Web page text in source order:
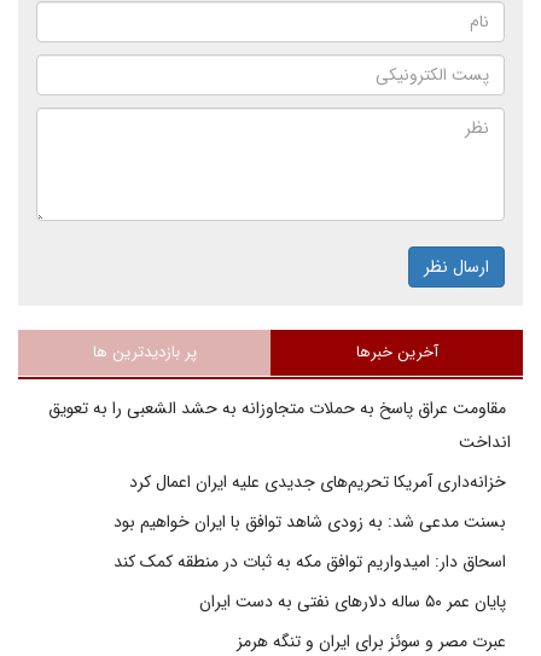
ارسال نظر
آخرین خبرها پر بازدیدترین ها
مقاومت عراق پاسخ به حملات متجاوزانه به حشد الشعبی را به تعویق
انداخت
خزانه‌داری آمریکا تحریم‌های جدیدی علیه ایران اعمال کرد
بسنت مدعی شد: به زودی شاهد توافق با ایران خواهیم بود
اسحاق دار: امیدواریم توافق مکه به ثبات در منطقه کمک کند
پایان عمر ۵۰ ساله دلارهای نفتی به دست ایران
عبرت مصر و سوئز برای ایران و تنگه هرمز